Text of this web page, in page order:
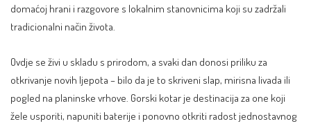
domaćoj hrani i razgovore s lokalnim stanovnicima koji su zadržali
tradicionalni način života.
Ovdje se živi u skladu s prirodom, a svaki dan donosi priliku za
otkrivanje novih ljepota – bilo da je to skriveni slap, mirisna livada ili
pogled na planinske vrhove. Gorski kotar je destinacija za one koji
žele usporiti, napuniti baterije i ponovno otkriti radost jednostavnog